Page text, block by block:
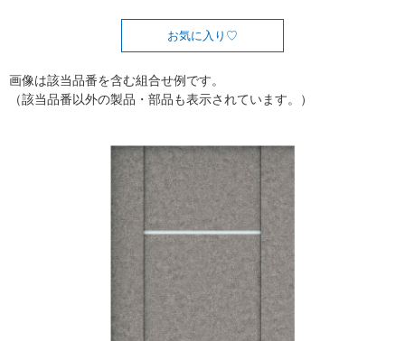
お気に入り
画像は該当品番を含む組合せ例です。
（該当品番以外の製品・部品も表示されています。）